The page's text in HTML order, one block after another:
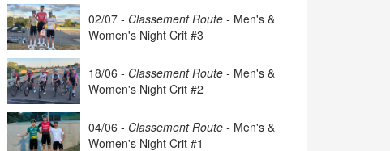
02/07 - Classement Route - Men's &
Women's Night Crit #3
18/06 - Classement Route - Men's &
Women's Night Crit #2
04/06 - Classement Route - Men's &
Women's Night Crit #1